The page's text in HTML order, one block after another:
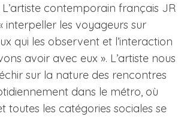
contemporain français JR
interpeller les voyageurs sur
qui les observent et l’interaction
avoir avec eux ». L’artiste nous
sur la nature des rencontres
dans le métro, où
toutes les catégories sociales se